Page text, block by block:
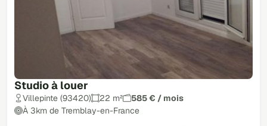
Studio à louer
Villepinte (93420) 22 m²
585 € / mois
À 3km de Tremblay-en-France